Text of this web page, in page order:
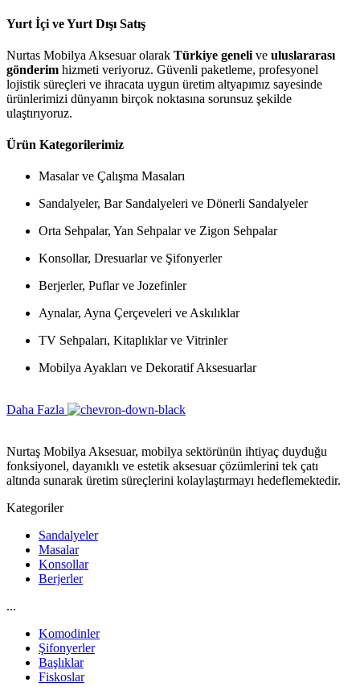
Yurt İçi ve Yurt Dışı Satış
Nurtas Mobilya Aksesuar olarak Türkiye geneli ve uluslararası
gönderim hizmeti veriyoruz. Güvenli paketleme, profesyonel
lojistik süreçleri ve ihracata uygun üretim altyapımız sayesinde
ürünlerimizi dünyanın birçok noktasına sorunsuz şekilde
ulaştırıyoruz.
Ürün Kategorilerimiz
Masalar ve Çalışma Masaları
Sandalyeler, Bar Sandalyeleri ve Dönerli Sandalyeler
Orta Sehpalar, Yan Sehpalar ve Zigon Sehpalar
Konsollar, Dresuarlar ve Şifonyerler
Berjerler, Puflar ve Jozefinler
Aynalar, Ayna Çerçeveleri ve Askılıklar
TV Sehpaları, Kitaplıklar ve Vitrinler
Mobilya Ayakları ve Dekoratif Aksesuarlar
Daha Fazla
Nurtaş Mobilya Aksesuar, mobilya sektörünün ihtiyaç duyduğu
fonksiyonel, dayanıklı ve estetik aksesuar çözümlerini tek çatı
altında sunarak üretim süreçlerini kolaylaştırmayı hedeflemektedir.
Kategoriler
Sandalyeler
Masalar
Konsollar
Berjerler
...
Komodinler
Şifonyerler
Başlıklar
Fiskoslar